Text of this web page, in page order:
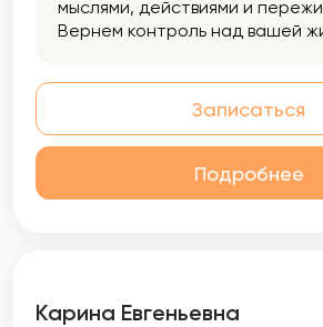
мыслями, действиями и
Вернем контроль над вашей
Записаться
Подробнее
Карина Евгеньевна